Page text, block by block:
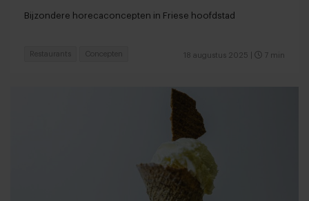
Bijzondere horecaconcepten in Friese hoofdstad
18 augustus 2025 7 min
Restaurants Concepten